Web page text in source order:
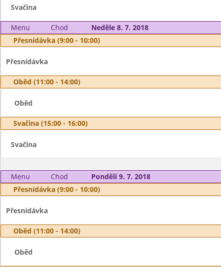
Svačina
Menu Chod
Neděle 8. 7. 2018
Přesnídávka (9:00 - 10:00)
Přesnídávka
Oběd (11:00 - 14:00)
Oběd
Svačina (15:00 - 16:00)
Svačina
Menu Chod
Pondělí 9. 7. 2018
Přesnídávka (9:00 - 10:00)
Přesnídávka
Oběd (11:00 - 14:00)
Oběd